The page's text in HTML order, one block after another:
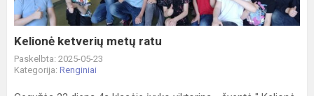
Kelionė ketverių metų ratu
Paskelbta: 2025-05-23
Kategorija: Renginiai